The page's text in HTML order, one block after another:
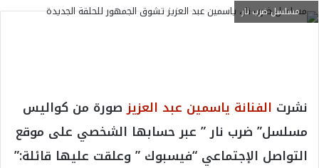
مسلسل ضرب نار
نشرت الفنانة ياسمين عبد العزيزصورة من كواليس
مسلسل” ضرب نار ” عبر حسابها الشخصي على موقع
التواصل الإجتماعي “فيسبوك ” وعلقت عليها قائلة:”